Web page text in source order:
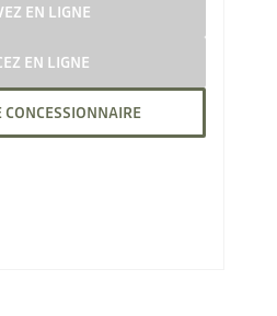
EN LIGNE
EN LIGNE
CONCESSIONNAIRE